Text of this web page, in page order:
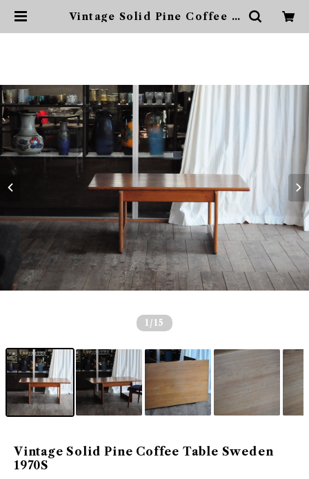
Vintage Solid Pine Coffee T
1 /15
Vintage Solid Pine Coffee Table Sweden
1970S